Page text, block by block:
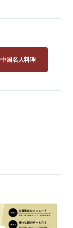
中国名人料理